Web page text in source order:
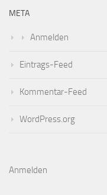
META
Anmelden
Eintrags-Feed
Kommentar-Feed
WordPress.org
Anmelden